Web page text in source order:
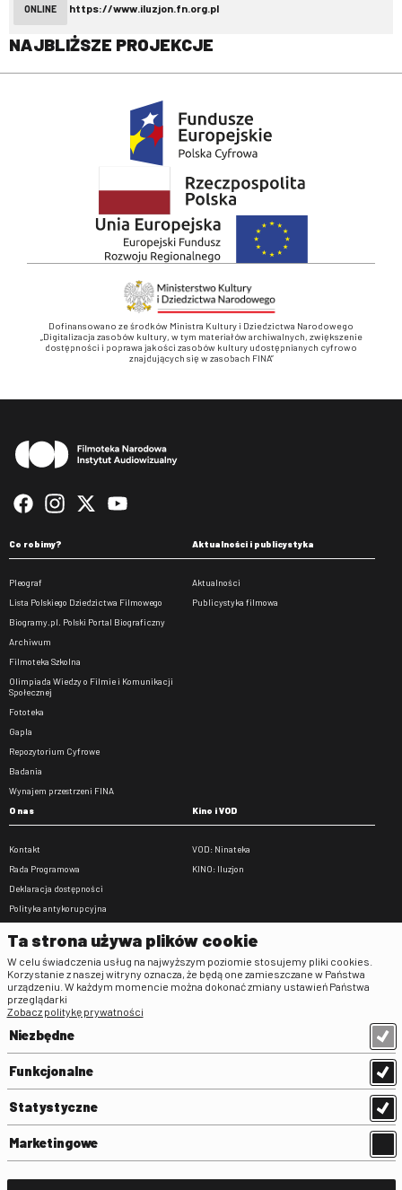
ONLINE https://www.iluzjon.fn.org.pl
NAJBLIŻSZE PROJEKCJE
Dofinansowano ze środków Ministra Kultury i Dziedzictwa Narodowego
„Digitalizacja zasobów kultury, w tym materiałów archiwalnych, zwiększenie
dostępności i poprawa jakości zasobów kultury udostępnianych cyfrowo
znajdujących się w zasobach FINA”
Co robimy?
Pleograf
Lista Polskiego Dziedzictwa Filmowego
Biogramy.pl. Polski Portal Biograficzny
Archiwum
Filmoteka Szkolna
Olimpiada Wiedzy o Filmie i Komunikacji
Społecznej
Fototeka
Gapla
Repozytorium Cyfrowe
Badania
Wynajem przestrzeni FINA
Aktualności i publicystyka
Aktualności
Publicystyka filmowa
O nas
Kontakt
Rada Programowa
Deklaracja dostępności
Polityka antykorupcyjna
Zamówienia publiczne
Praca w FINA
Kino i VOD
VOD: Ninateka
KINO: Iluzjon
Regulaminy
Klauzula informacyjna RODO
Regulamin użytkowania parkingu
Standardy ochrony małoletnich
Regulamin kina Iluzjon
Ta strona używa plików cookie
W celu świadczenia usług na najwyższym poziomie stosujemy pliki cookies.
Korzystanie z naszej witryny oznacza, że będą one zamieszczane w Państwa
urządzeniu. W każdym momencie można dokonać zmiany ustawień Państwa
przeglądarki
Zobacz politykę prywatności
Niezbędne
Funkcjonalne
Statystyczne
Marketingowe